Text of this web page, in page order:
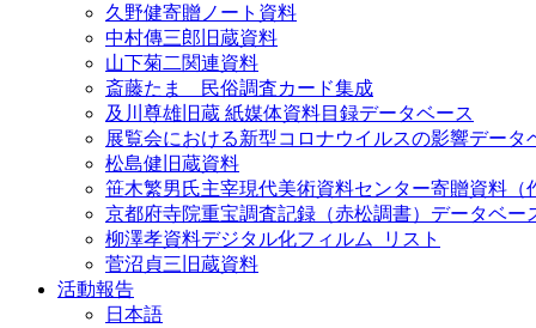
久野健寄贈ノート資料
中村傳三郎旧蔵資料
山下菊二関連資料
斎藤たま 民俗調査カード集成
及川尊雄旧蔵 紙媒体資料目録データベース
展覧会における新型コロナウイルスの影響データ
松島健旧蔵資料
笹木繁男氏主宰現代美術資料センター寄贈資料（
京都府寺院重宝調査記録（赤松調書）データベー
柳澤孝資料デジタル化フィルム_リスト
菅沼貞三旧蔵資料
活動報告
日本語